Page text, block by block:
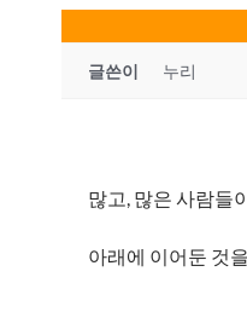
글쓴이 누리
많고, 많은 사람들
아래에 이어둔 것